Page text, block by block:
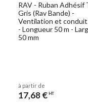
RAV - Ruban Adhésif
Gris (Rav Bande) -
Ventilation et conduit
- Longueur 50 m -
50 mm
à partir de
17,68 € HT